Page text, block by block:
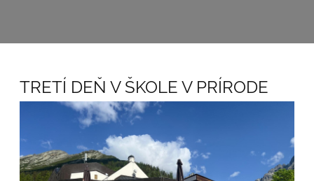
TRETÍ DEŇ V ŠKOLE V PRÍRODE